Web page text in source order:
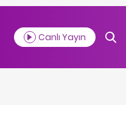
Canlı Yayın